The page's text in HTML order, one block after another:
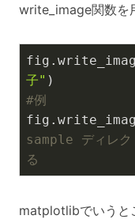
write_image関数を
子"
#例
sample ディレ
る
matplotlibでいうと